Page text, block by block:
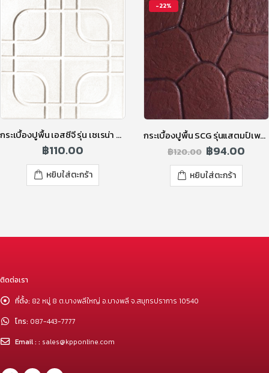
กระเบื้องปูพื้น เอสซีจี รุ่น เซเรน่า ลายมุมซ้อน สีขาว
฿110.00
หยิบใส่ตะกร้า
-22%
กระเบื้องปูพื้น SCG รุ่นแสตมป์เพฟ ลายโม่า สีแดง
฿120.00 ฿94.00
หยิบใส่ตะกร้า
ติดต่อเรา
ที่ตั้ง: 82 หมู่ 8 ต.บางพลีใหญ่ อ.บางพลี จ.สมุทรปราการ 10540
โทร: 087-443-7777
Email : : sales@kpponline.com